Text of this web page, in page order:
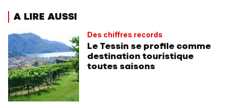
A LIRE AUSSI
Des chiffres records
Le Tessin se profile comme
destination touristique
toutes saisons